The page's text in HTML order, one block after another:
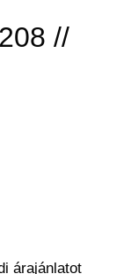
//
árajánlatot